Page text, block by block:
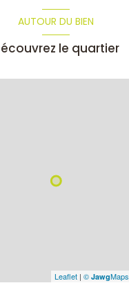
AUTOUR DU BIEN
le quartier
Leaflet | © JawgMaps